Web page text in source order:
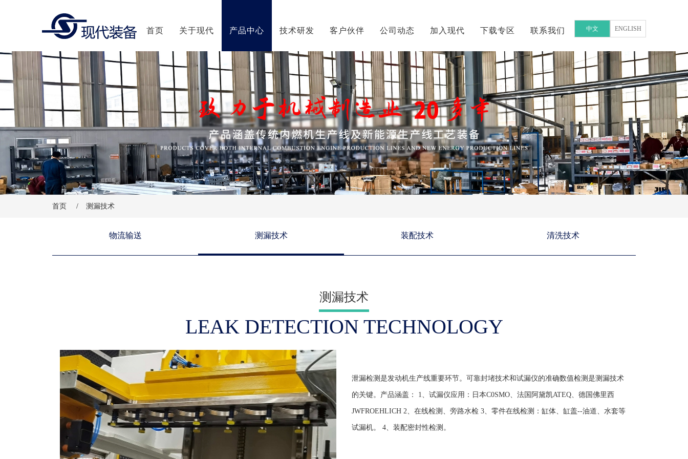
首页 关于现代 产品中心 技术研发 客户伙伴 公司动态 加入现代 下载专区 联系我们 中文 ENGLISH
首页 / 测漏技术
物流输送 测漏技术 装配技术 清洗技术
测漏技术
LEAK DETECTION TECHNOLOGY
泄漏检测是发动机生产线重要环节。可靠封堵技术和试漏仪的准确数值检测是测漏技术
的关键。产品涵盖： 1、试漏仪应用：日本C0SMO、法国阿黛凯ATEQ、德国佛里西
JWFROEHLICH 2、在线检测、旁路水检 3、零件在线检测：缸体、缸盖--油道、水套等
试漏机。 4、装配密封性检测。